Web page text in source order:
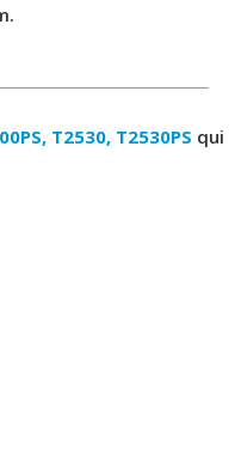
T2530, T2530PS qui